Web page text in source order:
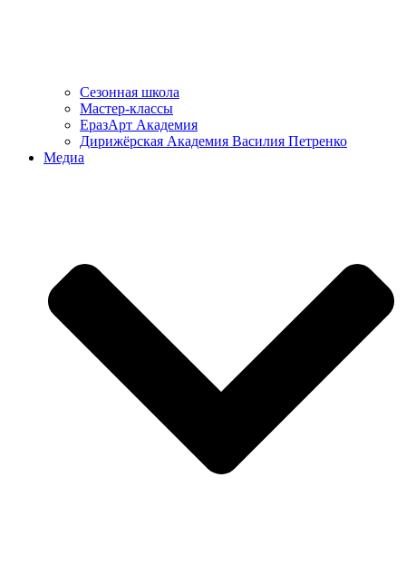
Сезонная школа
Мастер-классы
ЕразАрт Академия
Дирижёрская Академия Василия Петренко
Медиа